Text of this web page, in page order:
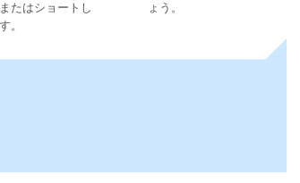
たはショートし
。
ょう。